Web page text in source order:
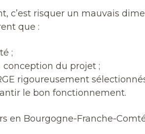
c’est risquer un mauvais
que :
;
conception du projet ;
rigoureusement
le bon fonctionnement.
en Bourgogne-Franche-